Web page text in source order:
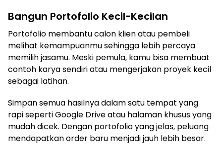
Bangun Portofolio Kecil-Kecilan
Portofolio membantu calon klien atau pembeli
melihat kemampuanmu sehingga lebih percaya
memilih jasamu. Meski pemula, kamu bisa membuat
contoh karya sendiri atau mengerjakan proyek kecil
sebagai latihan.
Simpan semua hasilnya dalam satu tempat yang
rapi seperti Google Drive atau halaman khusus yang
mudah dicek. Dengan portofolio yang jelas, peluang
mendapatkan order baru menjadi jauh lebih besar.